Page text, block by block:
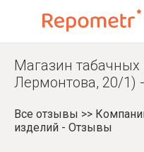
Магазин
Лермонтова, 20/1)
Все отзывы >>
изделий - Отзывы